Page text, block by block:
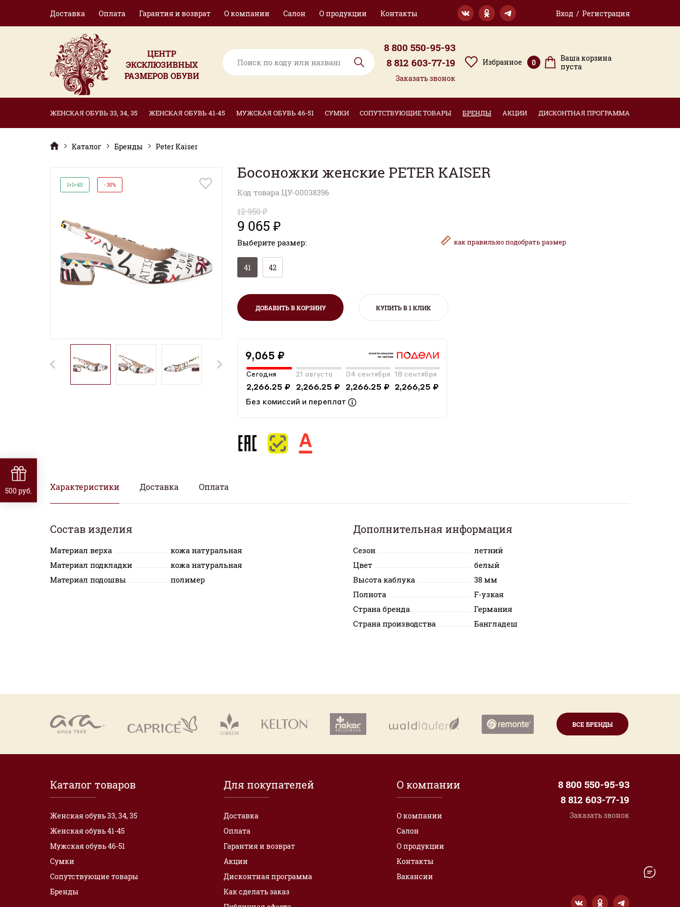
Доставка Оплата Гарантия и возврат О компании Салон О продукции Контакты Вход / Регистрация
ЦЕНТР
ЭКСКЛЮЗИВНЫХ
РАЗМЕРОВ ОБУВИ
8 800 550-95-93
8 812 603-77-19
Заказать звонок
Избранное 0
Ваша корзина
пуста
ЖЕНСКАЯ ОБУВЬ 33, 34, 35 ЖЕНСКАЯ ОБУВЬ 41-45 МУЖСКАЯ ОБУВЬ 46-51 СУМКИ СОПУТСТВУЮЩИЕ ТОВАРЫ БРЕНДЫ АКЦИИ ДИСКОНТНАЯ ПРОГРАММА
Каталог Бренды Peter Kaiser
1+1=40 - 30%
Босоножки женские PETER KAISER
Код товара ЦУ-00038396
12 950 ₽
9 065 ₽
Выберите размер: какправильноподобрать размер
41 42
ДОБАВИТЬ В КОРЗИНУ КУПИТЬ В 1 КЛИК
9,065 ₽
Сегодня
2,266.25 ₽
21 августа
2,266.25 ₽
04 сентября
2,266.25 ₽
18 сентября
2,266,25 ₽
Без комиссий и переплат
Характеристики Доставка Оплата
Состав изделия
Материал верха
кожа натуральная
Материал подкладки
кожа натуральная
Материал подошвы
полимер
Дополнительная информация
Сезон
летний
Цвет
белый
Высота каблука
38 мм
Полнота
F-узкая
Страна бренда
Германия
Страна производства
Бангладеш
ВСЕ БРЕНДЫ
Каталог товаров
Женская обувь 33, 34, 35
Женская обувь 41-45
Мужская обувь 46-51
Сумки
Сопутствующие товары
Бренды
Для покупателей
Доставка
Оплата
Гарантия и возврат
Акции
Дисконтная программа
Как сделать заказ
О компании
О компании
Салон
О продукции
Контакты
Вакансии
8 800 550-95-93
8 812 603-77-19
Заказать звонок
500 руб.